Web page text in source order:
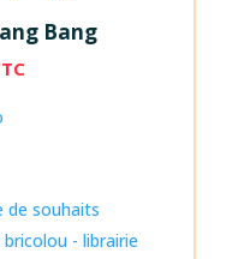
Bang
de souhaits